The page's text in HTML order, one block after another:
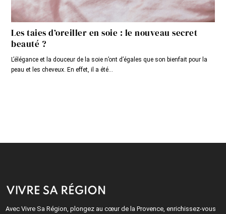
Les taies d’oreiller en soie : le nouveau secret
beauté ?
L’élégance et la douceur de la soie n’ont d’égales que son bienfait pour la
peau et les cheveux. En effet, il a été...
Avec Vivre Sa Région, plongez au cœur de la Provence, enrichissez-vous